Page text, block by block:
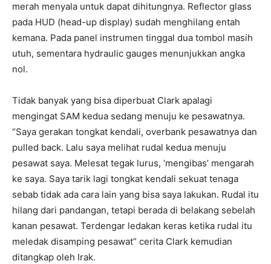
merah menyala untuk dapat dihitungnya. Reflector glass
pada HUD (head-up display) sudah menghilang entah
kemana. Pada panel instrumen tinggal dua tombol masih
utuh, sementara hydraulic gauges menunjukkan angka
nol.
Tidak banyak yang bisa diperbuat Clark apalagi
mengingat SAM kedua sedang menuju ke pesawatnya.
“Saya gerakan tongkat kendali, overbank pesawatnya dan
pulled back. Lalu saya melihat rudal kedua menuju
pesawat saya. Melesat tegak lurus, ‘mengibas’ mengarah
ke saya. Saya tarik lagi tongkat kendali sekuat tenaga
sebab tidak ada cara lain yang bisa saya lakukan. Rudal itu
hilang dari pandangan, tetapi berada di belakang sebelah
kanan pesawat. Terdengar ledakan keras ketika rudal itu
meledak disamping pesawat” cerita Clark kemudian
ditangkap oleh Irak.